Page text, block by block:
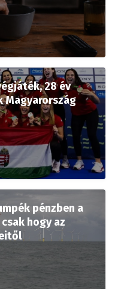
28 év
Magyarország
pénzben a
hogy az